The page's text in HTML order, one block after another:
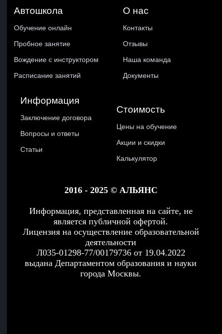
Автошкола
Обучение онлайн
Пробное занятие
Вождение с инструктором
Расписание занятий
Стоимость
Цены на обучение
Акции и скидки
Калькулятор
О нас
Контакты
Отзывы
Наша команда
Документы
Информация
Заключение договора
Вопросы и ответы
Статьи
2016 - 2025 © АЛЬЯНС
Информация, представленная на сайте, не
является публичной офертой.
Лицензия на осуществление образовательной
деятельности
Л035-01298-77/00179736 от 19.04.2022
выдана Департаментом образования и науки
города Москвы.